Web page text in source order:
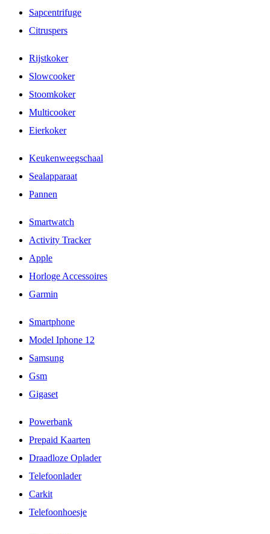
Sapcentrifuge
Citruspers
Rijstkoker
Slowcooker
Stoomkoker
Multicooker
Eierkoker
Keukenweegschaal
Sealapparaat
Pannen
Smartwatch
Activity Tracker
Apple
Horloge Accessoires
Garmin
Smartphone
Model Iphone 12
Samsung
Gsm
Gigaset
Powerbank
Prepaid Kaarten
Draadloze Oplader
Telefoonlader
Carkit
Telefoonhoesje